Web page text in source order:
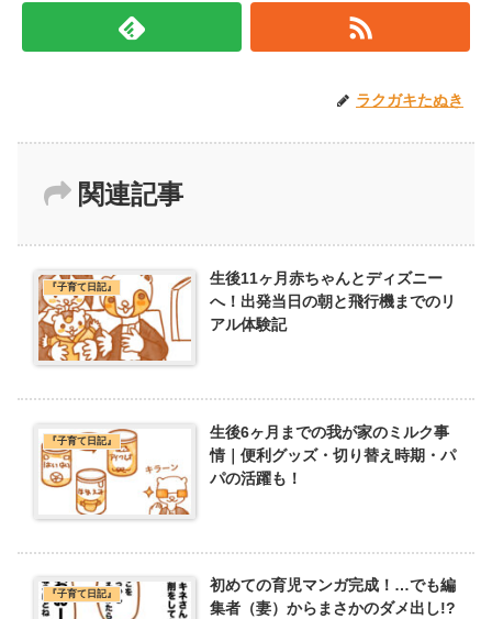
ラクガキたぬき
関連記事
『子育て日記』
生後11ヶ月赤ちゃんとディズニー
へ！出発当日の朝と飛行機までのリ
アル体験記
『子育て日記』
生後6ヶ月までの我が家のミルク事
情｜便利グッズ・切り替え時期・パ
パの活躍も！
『子育て日記』
初めての育児マンガ完成！…でも編
集者（妻）からまさかのダメ出し!?